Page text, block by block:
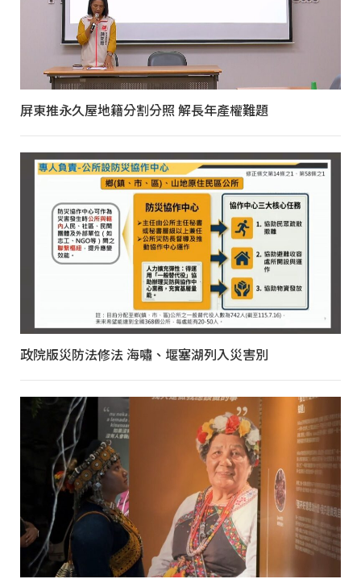
屏東推永久屋地籍分割分照 解長年產權難題
政院版災防法修法 海嘯、堰塞湖列入災害別